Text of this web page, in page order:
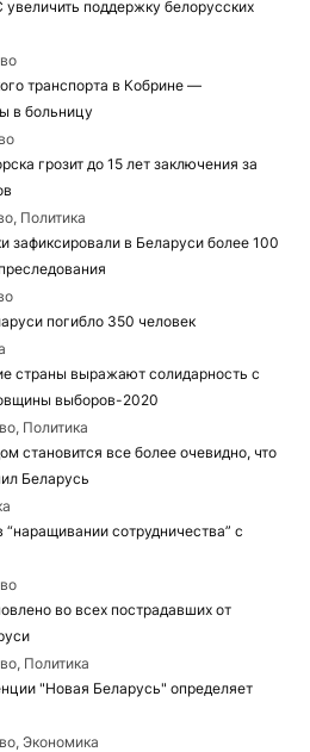
поддержку белорусских
транспорта в Кобрине —
в больницу
грозит до 15 лет заключения за
Политика
зафиксировали в Беларуси более 100
погибло 350 человек
страны выражают солидарность с
выборов-2020
Политика
становится все более очевидно, что
Беларусь
сотрудничества” с
во всех пострадавших от
Политика
"Новая Беларусь" определяет
Экономика